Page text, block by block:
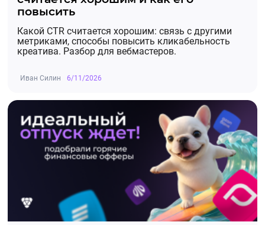
повысить
Какой CTR считается хорошим: связь с другими
метриками, способы повысить кликабельность
креатива. Разбор для вебмастеров.
Иван Силин 6/11/2026